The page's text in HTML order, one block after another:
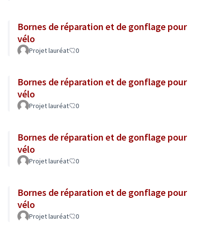
Bornes de réparation et de gonflage pour
vélo
Projet lauréat 0
Bornes de réparation et de gonflage pour
vélo
Projet lauréat 0
Bornes de réparation et de gonflage pour
vélo
Projet lauréat 0
Bornes de réparation et de gonflage pour
vélo
Projet lauréat 0